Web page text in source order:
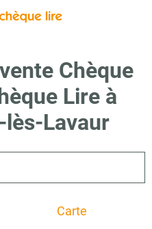
Chèque
Lire à
Lavaur
Carte